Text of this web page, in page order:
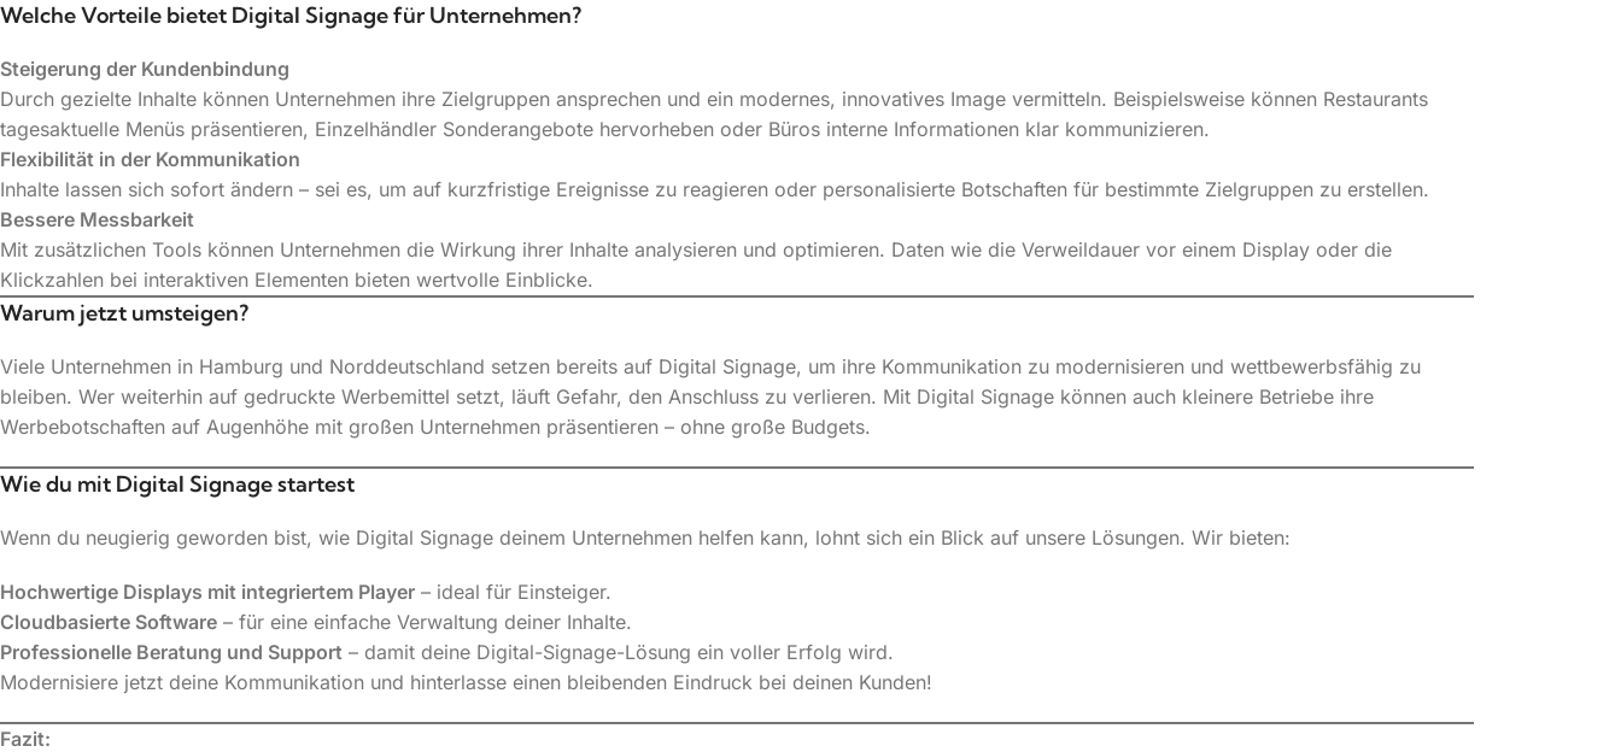
Welche Vorteile bietet Digital Signage für Unternehmen?
Steigerung der Kundenbindung
Durch gezielte Inhalte können Unternehmen ihre Zielgruppen ansprechen und ein modernes, innovatives Image vermitteln. Beispielsweise können Restaurants
tagesaktuelle Menüs präsentieren, Einzelhändler Sonderangebote hervorheben oder Büros interne Informationen klar kommunizieren.
Flexibilität in der Kommunikation
Inhalte lassen sich sofort ändern – sei es, um auf kurzfristige Ereignisse zu reagieren oder personalisierte Botschaften für bestimmte Zielgruppen zu erstellen.
Bessere Messbarkeit
Mit zusätzlichen Tools können Unternehmen die Wirkung ihrer Inhalte analysieren und optimieren. Daten wie die Verweildauer vor einem Display oder die
Klickzahlen bei interaktiven Elementen bieten wertvolle Einblicke.
Warum jetzt umsteigen?
Viele Unternehmen in Hamburg und Norddeutschland setzen bereits auf Digital Signage, um ihre Kommunikation zu modernisieren und wettbewerbsfähig zu
bleiben. Wer weiterhin auf gedruckte Werbemittel setzt, läuft Gefahr, den Anschluss zu verlieren. Mit Digital Signage können auch kleinere Betriebe ihre
Werbebotschaften auf Augenhöhe mit großen Unternehmen präsentieren – ohne große Budgets.
Wie du mit Digital Signage startest
Wenn du neugierig geworden bist, wie Digital Signage deinem Unternehmen helfen kann, lohnt sich ein Blick auf unsere Lösungen. Wir bieten:
Hochwertige Displays mit integriertem Player – ideal für Einsteiger.
Cloudbasierte Software – für eine einfache Verwaltung deiner Inhalte.
Professionelle Beratung und Support – damit deine Digital-Signage-Lösung ein voller Erfolg wird.
Modernisiere jetzt deine Kommunikation und hinterlasse einen bleibenden Eindruck bei deinen Kunden!
Fazit: